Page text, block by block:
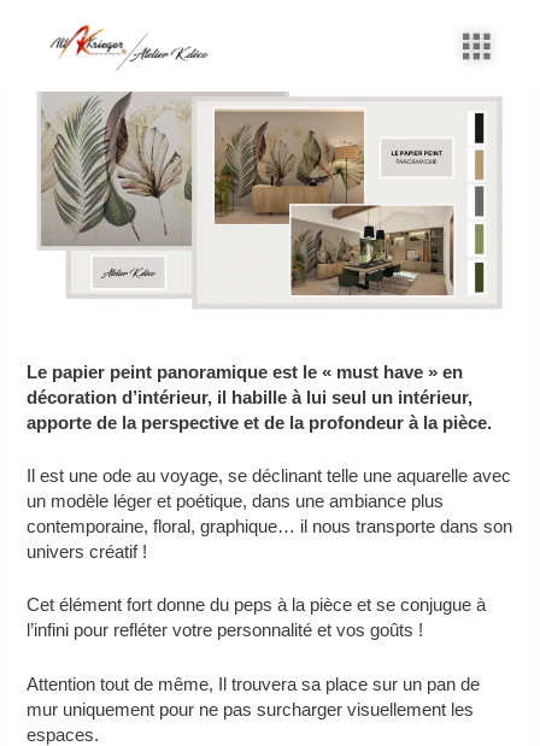
contenu
Le papier peint panoramique est le « must have » en
décoration d’intérieur, il habille à lui seul un intérieur,
apporte de la perspective et de la profondeur à la pièce.
Il est une ode au voyage, se déclinant telle une aquarelle avec
un modèle léger et poétique, dans une ambiance plus
contemporaine, floral, graphique… il nous transporte dans son
univers créatif !
Cet élément fort donne du peps à la pièce et se conjugue à
l’infini pour refléter votre personnalité et vos goûts !
Attention tout de même, Il trouvera sa place sur un pan de
mur uniquement pour ne pas surcharger visuellement les
espaces.
articles